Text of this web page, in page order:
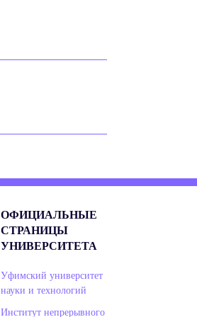
ОФИЦИАЛЬНЫЕ
СТРАНИЦЫ
УНИВЕРСИТЕТА
Уфимский университет
науки и технологий
Институт непрерывного